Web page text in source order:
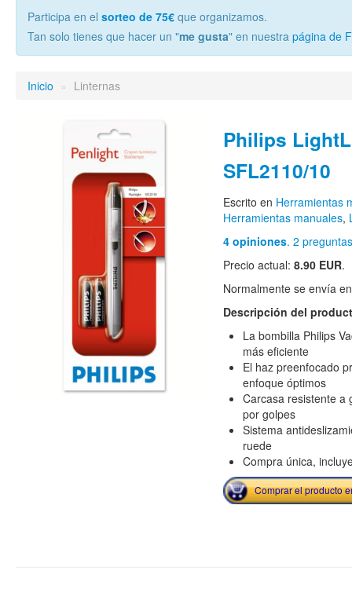
Participa en el sorteo de 75€ que organizamos.
Tan solo tienes que hacer un "me gusta" en nuestra página de
Inicio » Linternas
Philips
SFL2110/10
Escrito en Herramientas
Herramientas manuales,
4 opiniones. 2
Precio actual: 8.90 EUR.
Normalmente se envía
Descripción del
La bombilla Philips
más eficiente
El haz preenfocado
enfoque óptimos
Carcasa resistente a
por golpes
Sistema
ruede
Compra única,
Comprar el producto